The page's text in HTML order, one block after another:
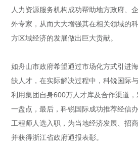
人力资源服务机构成功帮助地方政府、
外专家，从而大大增强其在相关领域的
方区域经济的发展做出巨大贡献。
如舟山市政府希望通过市场化方式引进
缺人才，在实际解决过程中，科锐国际
利用集团自身600万人才库及合作渠道
一盘点，最后，科锐国际成功推荐经信
工程师人选入职，为当地经济发展、招
并获得浙江省政府通报表彰。